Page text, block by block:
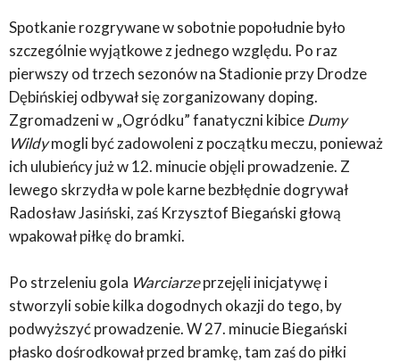
Spotkanie rozgrywane w sobotnie popołudnie było
szczególnie wyjątkowe z jednego względu. Po raz
pierwszy od trzech sezonów na Stadionie przy Drodze
Dębińskiej odbywał się zorganizowany doping.
Zgromadzeni w „Ogródku” fanatyczni kibiceDumy
Wildymogli być zadowoleni z początku meczu, ponieważ
ich ulubieńcy już w 12. minucie objęli prowadzenie. Z
lewego skrzydła w pole karne bezbłędnie dogrywał
Radosław Jasiński, zaś Krzysztof Biegański głową
wpakował piłkę do bramki.
Po strzeleniu gola Warciarzeprzejęli inicjatywę i
stworzyli sobie kilka dogodnych okazji do tego, by
podwyższyć prowadzenie. W 27. minucie Biegański
płasko dośrodkował przed bramkę, tam zaś do piłki